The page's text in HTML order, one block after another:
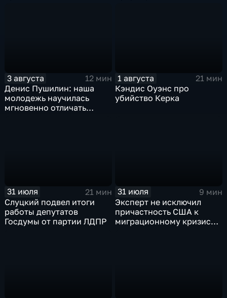
3 августа
12 мин
Денис Пушилин: наша
молодежь научилась
мгновенно отличать
1 августа
21 мин
Кэндис Оуэнс про
убийство Керка
31 июля
21 мин
Слуцкий подвел итоги
работы депутатов
Госдумы от партии ЛДПР
31 июля
9 мин
Эксперт не исключил
причастность США к
миграционному кризису в